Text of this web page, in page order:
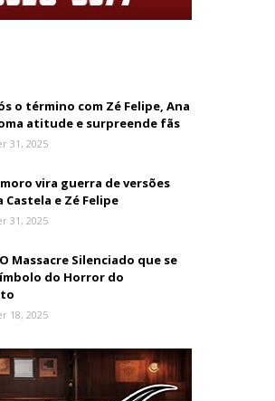
o término com Zé Felipe, Ana
atitude e surpreende fãs
31, 2025
vira guerra de versões
Castela e Zé Felipe
31, 2025
Massacre Silenciado que se
do Horror do
18, 2025